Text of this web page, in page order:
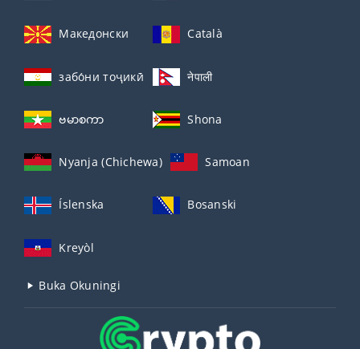
Македонски Català
забо́ни тоҷикӣ́ नेपाली
ဗမာစကာ Shona
Nyanja (Chichewa) Samoan
Íslenska Bosanski
Kreyòl
Buka Okuningi